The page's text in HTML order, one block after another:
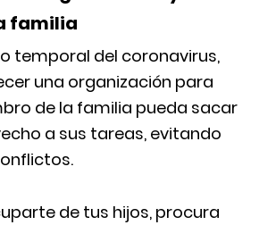
familia
temporal del coronavirus,
una organización para
de la familia pueda sacar
a sus tareas, evitando
de tus hijos, procura